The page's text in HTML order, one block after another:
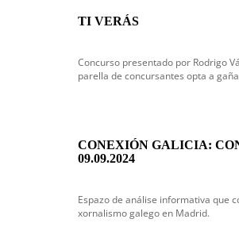
TI VERÁS
Concurso presentado por Rodrigo
parella de concursantes opta a
CONEXIÓN GALICIA:
09.09.2024
Espazo de análise informativa que
xornalismo galego en Madrid.